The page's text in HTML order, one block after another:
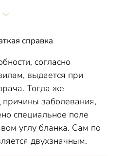
справка
согласно
выдается при
Тогда же
причины заболевания,
специальное поле
углу бланка. Сам по
двухзначным.